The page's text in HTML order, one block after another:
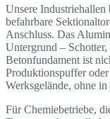
Unsere Industriehallen
befahrbare
Anschluss. Das
Untergrund –
Betonfundament ist
Produktionspuffer
Werksgelände, ohne
Für Chemiebetriebe,